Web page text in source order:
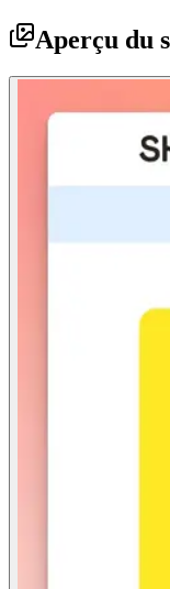
Aperçu du